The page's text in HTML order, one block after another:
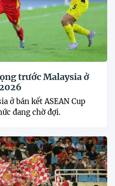
trước Malaysia ở
ở bán kết ASEAN Cup
đang chờ đợi.